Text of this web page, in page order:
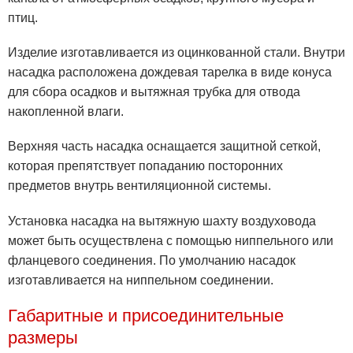
птиц.
Изделие изготавливается из оцинкованной стали. Внутри
насадка расположена дождевая тарелка в виде конуса
для сбора осадков и вытяжная трубка для отвода
накопленной влаги.
Верхняя часть насадка оснащается защитной сеткой,
которая препятствует попаданию посторонних
предметов внутрь вентиляционной системы.
Установка насадка на вытяжную шахту воздуховода
может быть осуществлена с помощью ниппельного или
фланцевого соединения. По умолчанию насадок
изготавливается на ниппельном соединении.
Габаритные и присоединительные
размеры